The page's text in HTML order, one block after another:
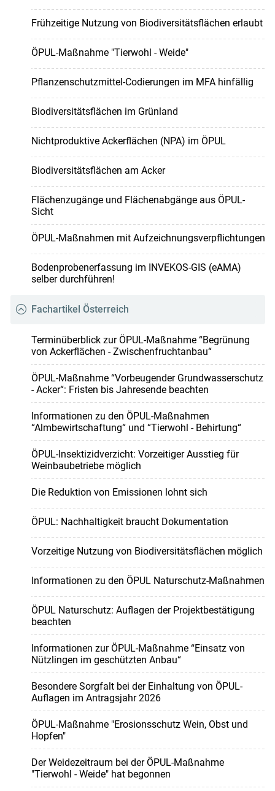
Frühzeitige Nutzung von Biodiversitätsflächen erlaubt
ÖPUL-Maßnahme "Tierwohl - Weide"
Pflanzenschutzmittel-Codierungen im MFA hinfällig
Biodiversitätsflächen im Grünland
Nichtproduktive Ackerflächen (NPA) im ÖPUL
Biodiversitätsflächen am Acker
Flächenzugänge und Flächenabgänge aus ÖPUL-
Sicht
ÖPUL-Maßnahmen mit Aufzeichnungsverpflichtungen
Bodenprobenerfassung im INVEKOS-GIS (eAMA)
selber durchführen!
Fachartikel Österreich
Terminüberblick zur ÖPUL-Maßnahme “Begrünung
von Ackerflächen - Zwischenfruchtanbau“
ÖPUL-Maßnahme “Vorbeugender Grundwasserschutz
- Acker“: Fristen bis Jahresende beachten
Informationen zu den ÖPUL-Maßnahmen
“Almbewirtschaftung“ und “Tierwohl - Behirtung“
ÖPUL-Insektizidverzicht: Vorzeitiger Ausstieg für
Weinbaubetriebe möglich
Die Reduktion von Emissionen lohnt sich
ÖPUL: Nachhaltigkeit braucht Dokumentation
Vorzeitige Nutzung von Biodiversitätsflächen möglich
Informationen zu den ÖPUL Naturschutz-Maßnahmen
ÖPUL Naturschutz: Auflagen der Projektbestätigung
beachten
Informationen zur ÖPUL-Maßnahme “Einsatz von
Nützlingen im geschützten Anbau“
Besondere Sorgfalt bei der Einhaltung von ÖPUL-
Auflagen im Antragsjahr 2026
ÖPUL-Maßnahme "Erosionsschutz Wein, Obst und
Hopfen"
Der Weidezeitraum bei der ÖPUL-Maßnahme
"Tierwohl - Weide" hat begonnen